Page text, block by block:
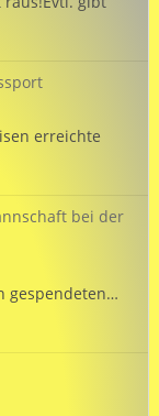
erreichte
bei der
gespendeten…